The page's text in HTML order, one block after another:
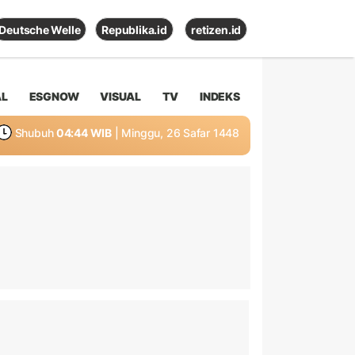
Deutsche Welle Republika.id retizen.id
ESGNOW VISUAL TV INDEKS
Shubuh 04:44 WIB | Minggu, 26 Safar 1448